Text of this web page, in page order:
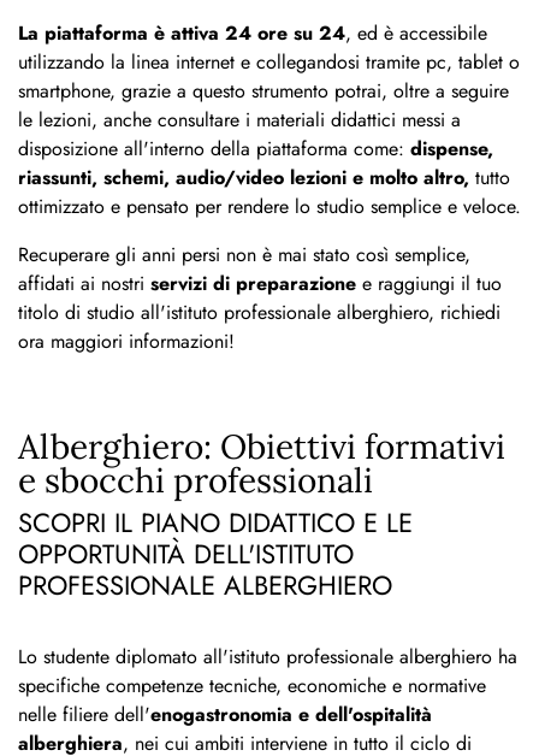
La piattaforma è attiva 24 ore su 24, ed è accessibile
utilizzando la linea internet e collegandosi tramite pc, tablet o
smartphone, grazie a questo strumento potrai, oltre a seguire
le lezioni, anche consultare i materiali didattici messi a
disposizione all'interno della piattaforma come: dispense,
riassunti, schemi, audio/video lezioni e molto altro, tutto
ottimizzato e pensato per rendere lo studio semplice e veloce.
Recuperare gli anni persi non è mai stato così semplice,
affidati ai nostri servizi di preparazione e raggiungi il tuo
titolo di studio all'istituto professionale alberghiero, richiedi
ora maggiori informazioni!
Alberghiero: Obiettivi formativi
e sbocchi professionali
SCOPRI IL PIANO DIDATTICO E LE
OPPORTUNITÀ DELL'ISTITUTO
PROFESSIONALE ALBERGHIERO
Lo studente diplomato all'istituto professionale alberghiero ha
specifiche competenze tecniche, economiche e normative
nelle filiere dell'enogastronomia e dell'ospitalità
alberghiera, nei cui ambiti interviene in tutto il ciclo di